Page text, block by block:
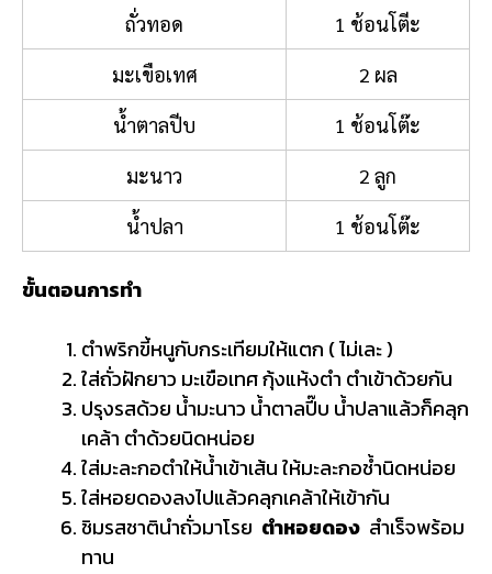
ถั่วทอด
1 ช้อนโตีะ
มะเขือเทศ
2 ผล
น้ำตาลปีบ
1 ช้อนโต๊ะ
มะนาว
2 ลูก
น้ำปลา
1 ช้อนโต๊ะ
ขั้นตอนการทำ
ตำพริกขี้หนูกับกระเทียมให้แตก ( ไม่เละ )
ใส่ถั่วฝักยาว มะเขือเทศ กุ้งแห้งตำ ตำเข้าด้วยกัน
ปรุงรสด้วย น้ำมะนาว น้ำตาลปี๊บ น้ำปลาแล้วก็คลุก
เคล้า ตำด้วยนิดหน่อย
ใส่มะละกอตำให้น้ำเข้าเส้น ให้มะละกอช้ำนิดหน่อย
ใส่หอยดองลงไปแล้วคลุกเคล้าให้เข้ากัน
ชิมรสชาตินำถั่วมาโรย ตำหอยดอง สำเร็จพร้อม
ทาน